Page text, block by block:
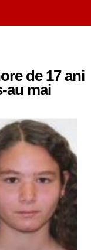
de 17 ani
au mai